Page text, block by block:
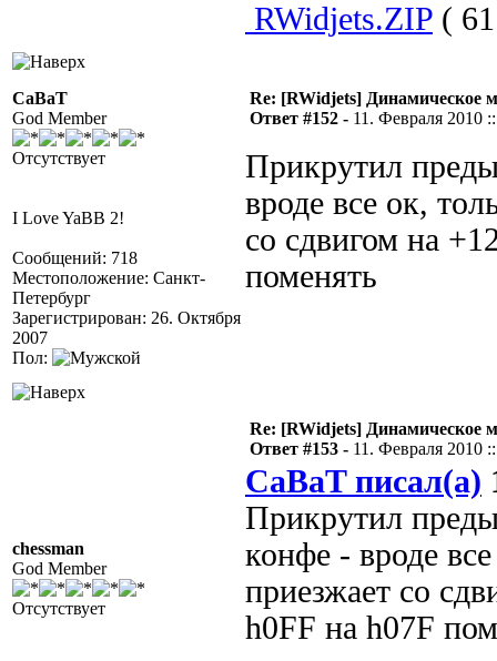
RWidjets.ZIP (
CaBaT
God Member
Отсутствует
I Love YaBB 2!
Сообщений: 718
Местоположение: Санкт-
Петербург
Зарегистрирован: 26. Октября
2007
Пол:
Re: [RWidjets] Динамическое
Ответ #152 - 11. Февраля 2010
Прикрутил
вроде все ок,
со сдвигом на
поменять
chessman
God Member
Отсутствует
Re: [RWidjets] Динамическое
Ответ #153 - 11. Февраля 2010
CaBaT писал(а)
Прикрутил
конфе - вроде
приезжает со
h0FF на h07F